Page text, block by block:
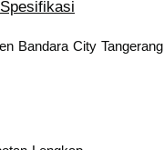
Bandara City Tangerang